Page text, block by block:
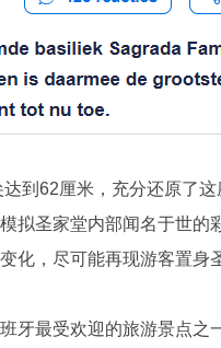
到62厘米，充分还原了
拟圣家堂内部闻名于世的
化，尽可能再现游客置身
牙最受欢迎的旅游景点之